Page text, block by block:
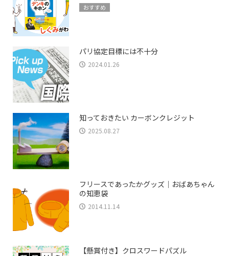
おすすめ
パリ協定目標には不十分
2024.01.26
知っておきたい カーボンクレジット
2025.08.27
フリースであったかグッズ｜おばあちゃん
の知恵袋
2014.11.14
【懸賞付き】クロスワードパズル